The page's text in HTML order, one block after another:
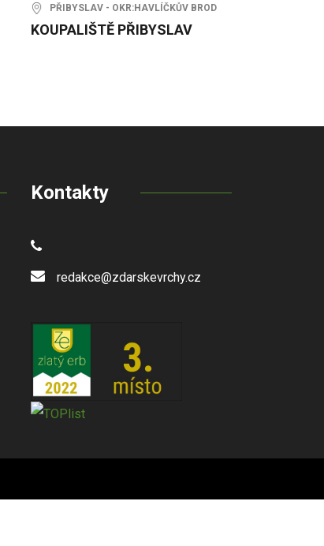
PŘIBYSLAV - OKR:HAVLÍČKŮV BROD
KOUPALIŠTĚ PŘIBYSLAV
Kontakty
redakce@zdarskevrchy.cz